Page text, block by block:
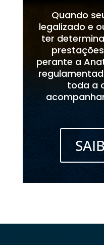
Quando
legalizado e
ter
perante a
toda a